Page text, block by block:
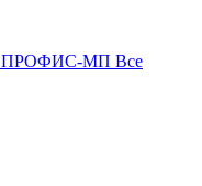
ПРОФИС-МП Все